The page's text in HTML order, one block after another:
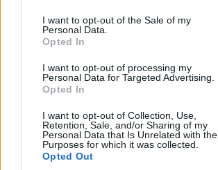
I want to opt-out of the Sale of my
Personal Data.
Opted In
I want to opt-out of processing my
Personal Data for Targeted Advertising.
Opted In
I want to opt-out of Collection, Use,
Retention, Sale, and/or Sharing of my
Personal Data that Is Unrelated with the
Purposes for which it was collected.
Opted Out